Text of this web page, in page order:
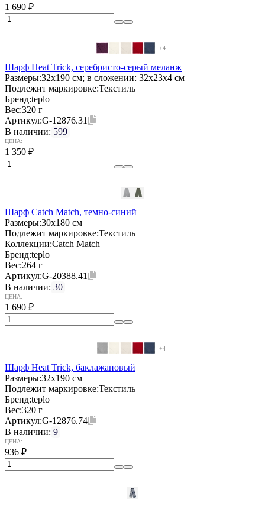
1 690 ₽
+4
Шарф Heat Trick, серебристо-серый меланж
Размеры:32х190 см; в сложении: 32x23x4 см
Подлежит маркировке:Текстиль
Бренд:teplo
Вес:320 г
Артикул:G-12876.31
В наличии: 599
ЦЕНА:
1 350 ₽
Шарф Catch Match, темно-синий
Размеры:30x180 см
Подлежит маркировке:Текстиль
Коллекции:Catch Match
Бренд:teplo
Вес:264 г
Артикул:G-20388.41
В наличии: 30
ЦЕНА:
1 690 ₽
+4
Шарф Heat Trick, баклажановый
Размеры:32х190 см
Подлежит маркировке:Текстиль
Бренд:teplo
Вес:320 г
Артикул:G-12876.74
В наличии: 9
ЦЕНА:
936 ₽